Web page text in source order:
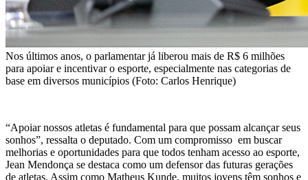
Nos últimos anos, o parlamentar já liberou mais de R$ 6 milhões
para apoiar e incentivar o esporte, especialmente nas categorias de
base em diversos municípios (Foto: Carlos Henrique)
“Apoiar nossos atletas é fundamental para que possam alcançar seus
sonhos”, ressalta o deputado. Com um compromisso em buscar
melhorias e oportunidades para que todos tenham acesso ao esporte,
Jean Mendonça se destaca como um defensor das futuras gerações
de atletas. Assim como Matheus Kunde, muitos jovens têm sonhos e